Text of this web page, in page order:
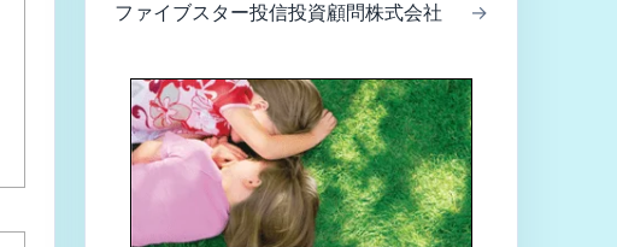
ファイブスター投信投資顧問株式会社 →